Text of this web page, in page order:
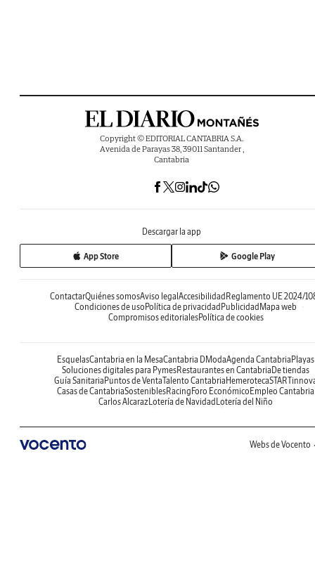
Copyright © EDITORIAL CANTABRIA S.A.
Avenida de Parayas 38, 39011 Santander ,
Cantabria
Descargar la app
App Store Google Play
ContactarQuiénes somosAviso legal Accesibilidad Reglamento UE 2024/
Condiciones de uso Política de privacidad Publicidad Mapa web
Compromisos editorialesPolítica de cookies
EsquelasCantabria en la MesaCantabria DModaAgenda Cantabria Playas
Soluciones digitales para PymesRestaurantes en Cantabria De tiendas
Guía Sanitaria Puntos de VentaTalento Cantabria Hemeroteca
Casas de CantabriaSosteniblesRacing Foro Económico Empleo Cantabria
Carlos AlcarazLotería de Navidad Lotería del Niño
Webs de Vocento